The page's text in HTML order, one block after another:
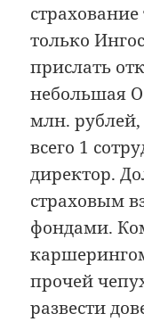
только
прислать
небольшая
млн.
всего 1
директор.
страховым
фондами.
прочей
развести